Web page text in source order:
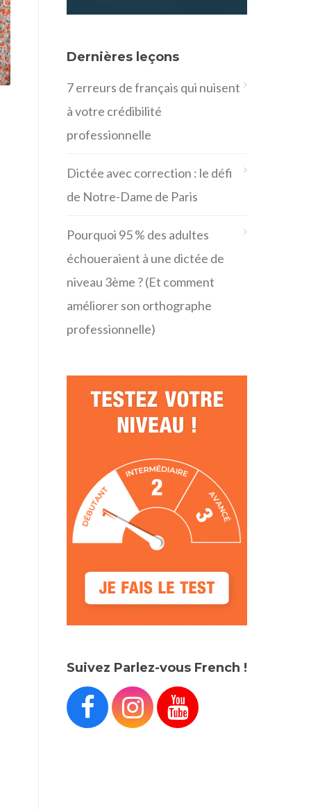
Dernières leçons
7 erreurs de français qui nuisent
à votre crédibilité
professionnelle
Dictée avec correction : le défi
de Notre-Dame de Paris
Pourquoi 95 % des adultes
échoueraient à une dictée de
niveau 3ème ? (Et comment
améliorer son orthographe
professionnelle)
Suivez Parlez-vous French !
  